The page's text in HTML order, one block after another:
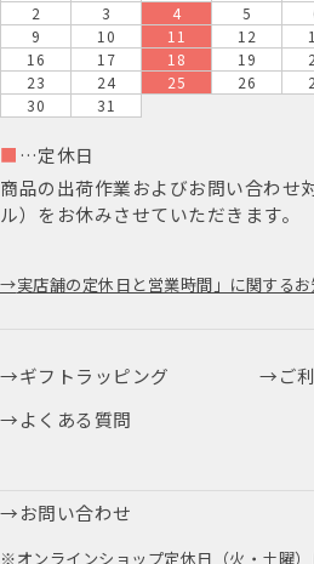
2
3 4 5
9
10 11 12
16
17 18 19
23
24 25 26
30
31
■ …定休日
商品の出荷作業およびお問い合わせ
ル）をお休みさせていただきます。
実店舗の定休日と営業時間」に関する
ギフトラッピング
ご
よくある質問
お問い合わせ
※オンラインショップ定休日（火・土曜